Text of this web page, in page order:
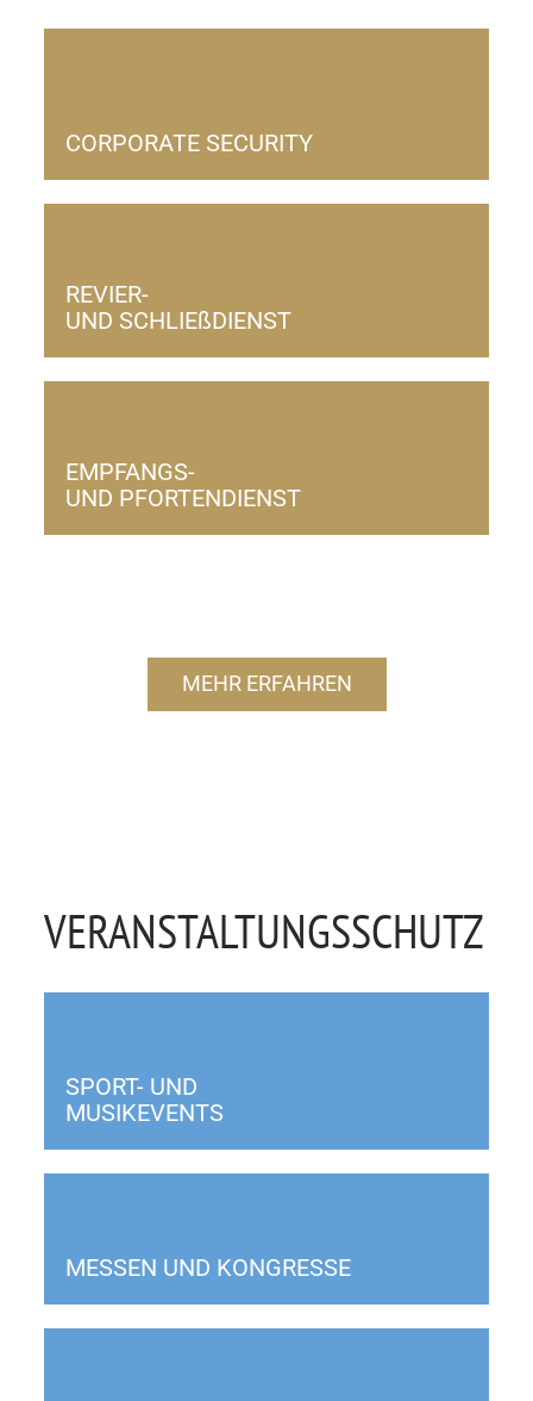
CORPORATE SECURITY
REVIER-
UND SCHLIEßDIENST
EMPFANGS-
UND PFORTENDIENST
MEHR ERFAHREN
VERANSTALTUNGSSCHUTZ
SPORT- UND
MUSIKEVENTS
MESSEN UND KONGRESSE